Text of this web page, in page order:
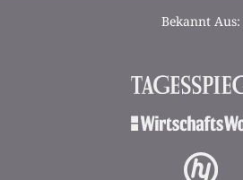
Bekannt Aus: